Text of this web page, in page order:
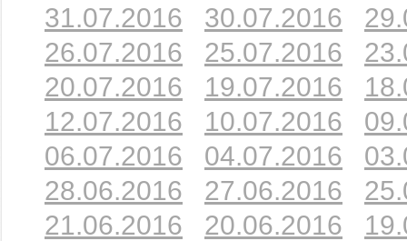
31.07.2016
30.07.2016
26.07.2016
25.07.2016
20.07.2016
19.07.2016
12.07.2016
10.07.2016
06.07.2016
04.07.2016
28.06.2016
27.06.2016
21.06.2016
20.06.2016